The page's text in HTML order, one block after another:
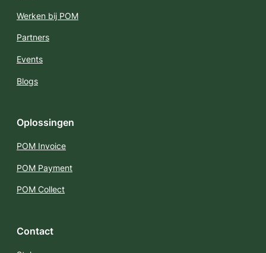
Werken bij POM
Partners
Events
Blogs
Oplossingen
POM Invoice
POM Payment
POM Collect
Contact